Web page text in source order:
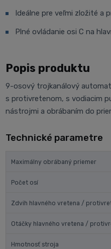
Ideálne pre veľmi zložité a
Plné ovládanie osi C na
Popis produktu
9-osový trojkanálový
s protivretenom, s vodiacim
nástrojmi a obrábaním do
Technické parametre
Maximálny obrábaný priemer
Počet osí
Zdvih hlavného vretena /
Otáčky hlavného vretena /
Hmotnosť stroja